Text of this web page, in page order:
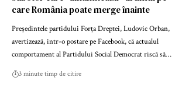
care România poate merge înainte
Președintele partidului Forța Dreptei, Ludovic Orban,
avertizează, într-o postare pe Facebook, că actualul
comportament al Partidului Social Democrat riscă să…
3 minute timp de citire